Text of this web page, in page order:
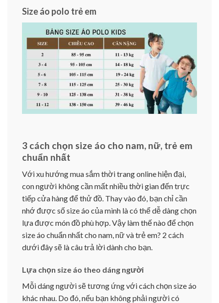
Size áo polo trẻ em
3 cách chọn size áo cho nam, nữ, trẻ em
chuẩn nhất
Với xu hướng mua sắm thời trang online hiện đại,
con người không cần mất nhiều thời gian đến trực
tiếp cửa hàng để thử đồ. Thay vào đó, bạn chỉ cần
nhớ được số size áo của mình là có thể dễ dàng chọn
lựa được món đồ phù hợp. Vậy làm thế nào để chọn
size áo chuẩn nhất cho nam, nữ và trẻ em? 2 cách
dưới đây sẽ là câu trả lời dành cho bạn.
Lựa chọn size áo theo dáng người
Mỗi dáng người sẽ tương ứng với cách chọn size áo
khác nhau. Do đó, nếu bạn không phải người có